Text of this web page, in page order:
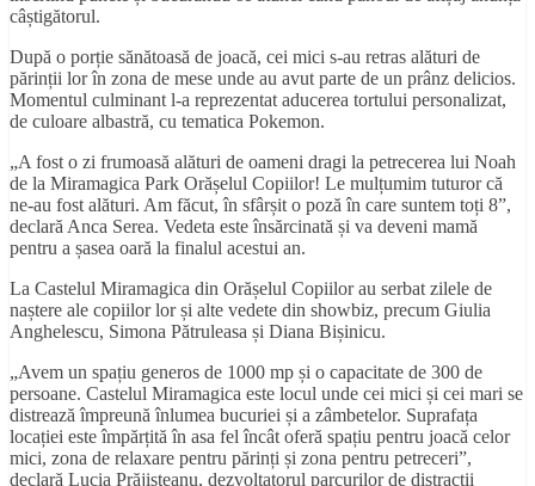
câștigătorul.
După o porție sănătoasă de joacă, cei mici s-au retras alături de
părinții lor în zona de mese unde au avut parte de un prânz delicios.
Momentul culminant l-a reprezentat aducerea tortului personalizat,
de culoare albastră, cu tematica Pokemon.
„A fost o zi frumoasă alături de oameni dragi la petrecerea lui Noah
de la Miramagica Park Orășelul Copiilor! Le mulțumim tuturor că
ne-au fost alături. Am făcut, în sfârșit o poză în care suntem toți 8”,
declară Anca Serea. Vedeta este însărcinată și va deveni mamă
pentru a șasea oară la finalul acestui an.
La Castelul Miramagica din Orășelul Copiilor au serbat zilele de
naștere ale copiilor lor și alte vedete din showbiz, precum Giulia
Anghelescu, Simona Pătruleasa și Diana Bișinicu.
„Avem un spațiu generos de 1000 mp și o capacitate de 300 de
persoane. Castelul Miramagica este locul unde cei mici și cei mari se
distrează împreună înlumea bucuriei și a zâmbetelor. Suprafața
locației este împărțită în asa fel încât oferă spațiu pentru joacă celor
mici, zona de relaxare pentru părinți și zona pentru petreceri”,
declară Lucia Prăjișteanu, dezvoltatorul parcurilor de distracții